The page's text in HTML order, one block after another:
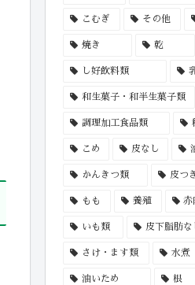
こむぎ その他
焼き 乾
し好飲料類
和生菓子・和半生菓子類
調理加工食品類
こめ 皮なし
かんきつ類 皮つ
もも 養殖 赤
いも類 皮下脂肪な
さけ・ます類 水煮
油いため 根